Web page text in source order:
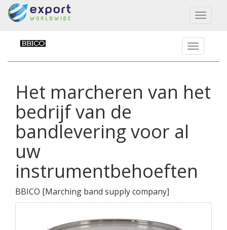
Toggle
Het marcheren van het
bedrijf van de
bandlevering voor al
uw
instrumentbehoeften
BBICO [Marching band supply company]